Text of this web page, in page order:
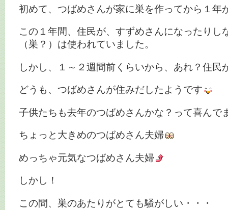
初めて、つばめさんが家に巣を作ってから１年
この１年間、住民が、すずめさんになったりし
（巣？）は使われていました。
しかし、１～２週間前くらいから、あれ？住民
どうも、つばめさんが住みだしたようです
子供たちも去年のつばめさんかな？って喜んで
ちょっと大きめのつばめさん夫婦
めっちゃ元気なつばめさん夫婦
しかし！
この間、巣のあたりがとても騒がしい・・・